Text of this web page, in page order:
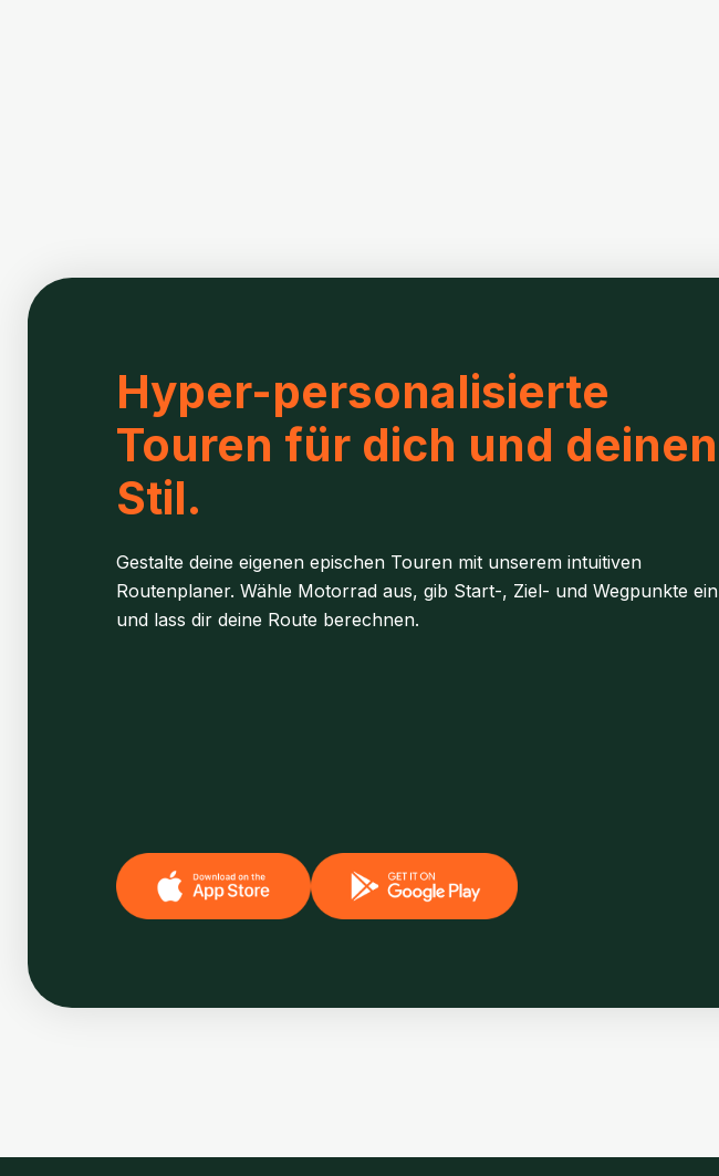
Hyper-personalisierte
Touren für dich und deinen
Stil.
Gestalte deine eigenen epischen Touren mit unserem intuitiven
Routenplaner. Wähle Motorrad aus, gib Start-, Ziel- und Wegpunkte ein
und lass dir deine Route berechnen.